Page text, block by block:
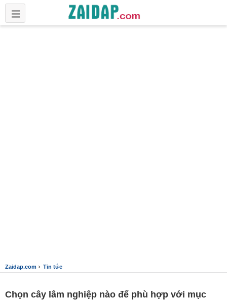
Zaidap.com › Tin tức
Chọn cây lâm nghiệp nào để phù hợp với mục